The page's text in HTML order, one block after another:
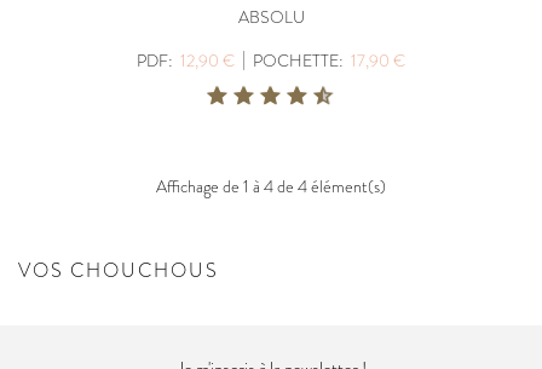
ABSOLU
PDF: 12,90 € | POCHETTE: 17,90 €
Affichage de 1 à 4 de 4 élément(s)
VOS CHOUCHOUS